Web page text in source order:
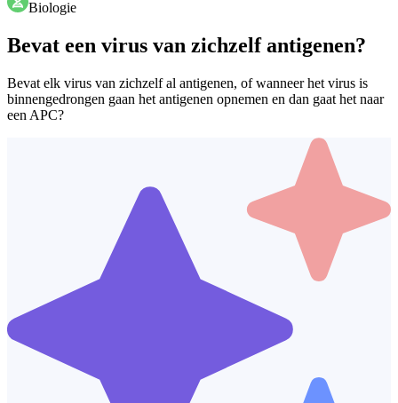
Biologie
Bevat een virus van zichzelf antigenen?
Bevat elk virus van zichzelf al antigenen, of wanneer het virus is
binnengedrongen gaan het antigenen opnemen en dan gaat het naar
een APC?